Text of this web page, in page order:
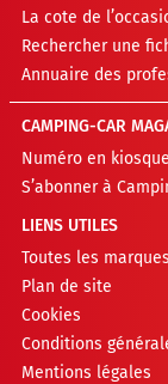
La cote de
Rechercher une
Annuaire des
CAMPING-CAR
Numéro en
S’abonner à
LIENS UTILES
Toutes les marques
Plan de site
Cookies
Conditions
Mentions légales